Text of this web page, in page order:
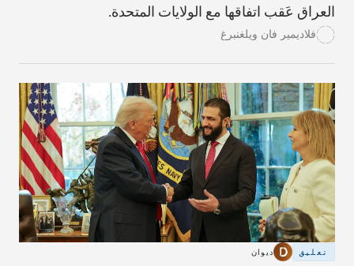
العراق عَقب اتفاقها مع الولايات المتحدة.
فلاديمير فان ويلغنبرغ
تعليق ديوان